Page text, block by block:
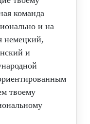
команда
и на
немецкий,
и
твоему